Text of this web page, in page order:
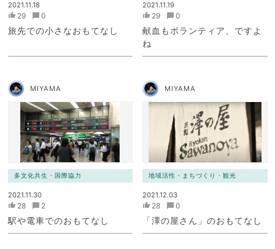
2021.11.18
29 0
旅先での小さなおもてなし
2021.11.19
29 0
献血もボランティア、ですよ
ね
MIYAMA
多文化共生・国際協力
2021.11.30
28 2
駅や電車でのおもてなし
MIYAMA
地域活性・まちづくり・観光
2021.12.03
28 0
「澤の屋さん」のおもてなし